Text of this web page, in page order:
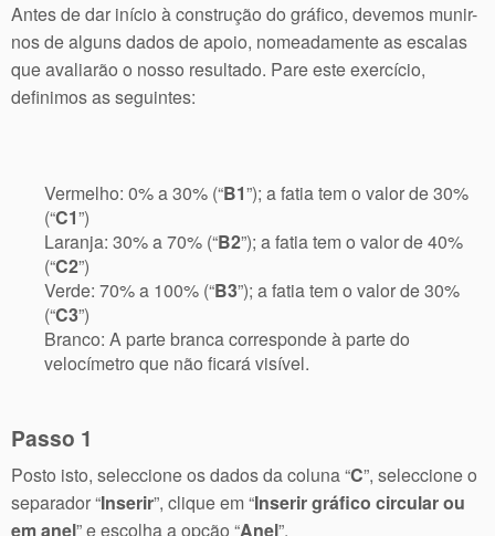
Antes de dar início à construção do gráfico, devemos munir-
nos de alguns dados de apoio, nomeadamente as escalas
que avaliarão o nosso resultado. Pare este exercício,
definimos as seguintes:
Vermelho: 0% a 30% (“B1”); a fatia tem o valor de 30%
(“C1”)
Laranja: 30% a 70% (“B2”); a fatia tem o valor de 40%
(“C2”)
Verde: 70% a 100% (“B3”); a fatia tem o valor de 30%
(“C3”)
Branco: A parte branca corresponde à parte do
velocímetro que não ficará visível.
Passo 1
Posto isto, seleccione os dados da coluna “C”, seleccione o
separador “Inserir”, clique em “Inserir gráfico circular ou
em anel” e escolha a opção “Anel”.